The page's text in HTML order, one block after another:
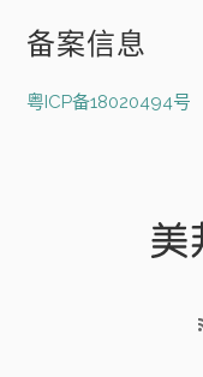
备案信息
粤ICP备18020494号